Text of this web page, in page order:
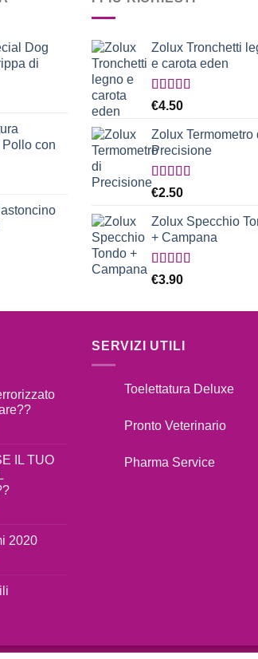
Dog
di
con
Zolux Tronchetti
e carota eden
Valutato
€4.50
Zolux Termometro
Precisione
Valutato
€2.50
Zolux Specchio
+ Campana
Valutato
€3.90
IL TUO
FARE2020
SERVIZI UTILI
Toelettatura Deluxe
Pronto Veterinario
Pharma Service